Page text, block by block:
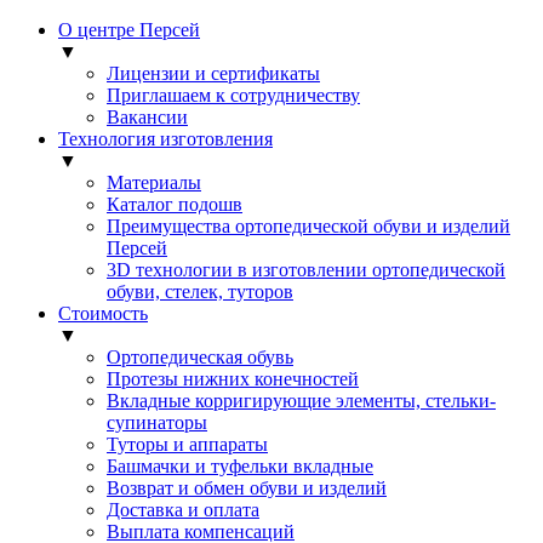
О центре Персей
▼
Лицензии и сертификаты
Приглашаем к сотрудничеству
Вакансии
Технология изготовления
▼
Материалы
Каталог подошв
Преимущества ортопедической обуви и изделий
Персей
3D технологии в изготовлении ортопедической
обуви, стелек, туторов
Стоимость
▼
Ортопедическая обувь
Протезы нижних конечностей
Вкладные корригирующие элементы, стельки-
супинаторы
Туторы и аппараты
Башмачки и туфельки вкладные
Возврат и обмен обуви и изделий
Доставка и оплата
Выплата компенсаций